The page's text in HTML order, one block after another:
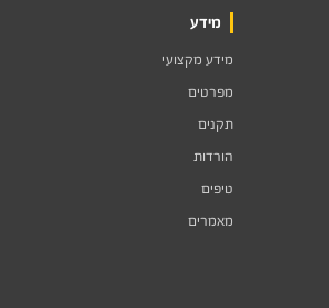
מידע
מידע מקצועי
מפרטים
תקנים
הורדות
טיפים
מאמרים